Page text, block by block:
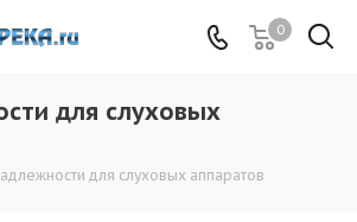
0
для слуховых
для слуховых аппаратов